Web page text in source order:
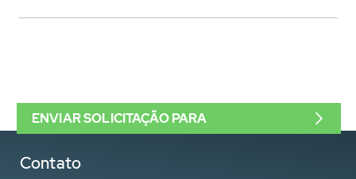
Contato
ENVIAR SOLICITAÇÃO PARA